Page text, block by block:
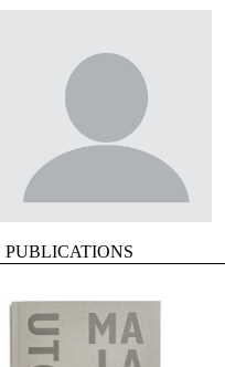
PUBLICATIONS